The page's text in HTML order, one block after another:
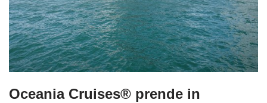
Oceania Cruises® prende in